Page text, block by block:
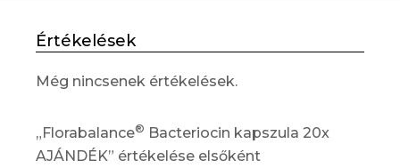
Értékelések
Még nincsenek értékelések.
„Florabalance® Bacteriocin kapszula 20x
AJÁNDÉK” értékelése elsőként